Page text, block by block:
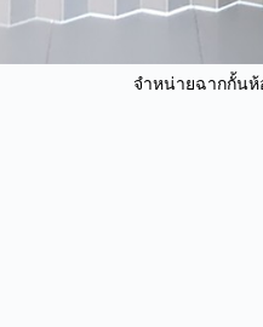
จำหน่ายฉากกั้นห้